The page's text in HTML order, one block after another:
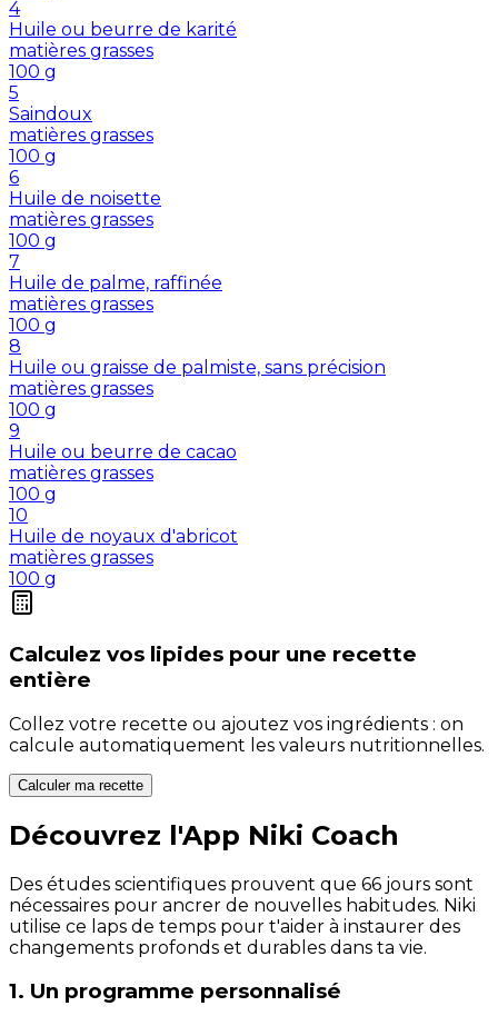
4
Huile ou beurre de karité
matières grasses
100 g
5
Saindoux
matières grasses
100 g
6
Huile de noisette
matières grasses
100 g
7
Huile de palme, raffinée
matières grasses
100 g
8
Huile ou graisse de palmiste, sans précision
matières grasses
100 g
9
Huile ou beurre de cacao
matières grasses
100 g
10
Huile de noyaux d'abricot
matières grasses
100 g
Calculez vos lipides pour une recette
entière
Collez votre recette ou ajoutez vos ingrédients : on
calcule automatiquement les valeurs nutritionnelles.
Calculer ma recette
Découvrez l'App Niki Coach
Des études scientifiques prouvent que 66 jours sont
nécessaires pour ancrer de nouvelles habitudes. Niki
utilise ce laps de temps pour t'aider à instaurer des
changements profonds et durables dans ta vie.
1. Un programme personnalisé